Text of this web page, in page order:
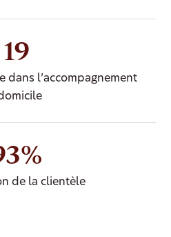
19
dans l’accompagnement
de la clientèle